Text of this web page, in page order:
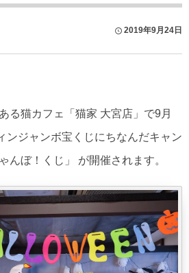
2019年9月24日
る猫カフェ「猫家 大宮店」で9月
ンジャンボ宝くじにちなんだキャン
んぼ！くじ」 が開催されます。